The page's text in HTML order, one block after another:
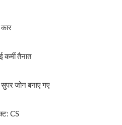
तैनात
जोन बनाए गए
CS